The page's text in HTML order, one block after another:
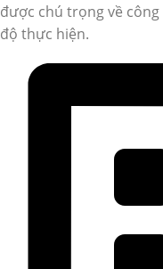
được chú trọng về
độ thực hiện.